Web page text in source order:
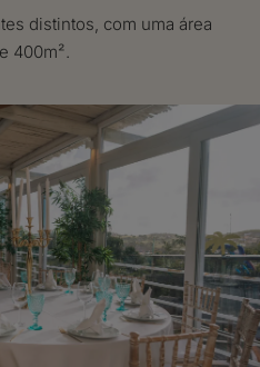
distintos, com uma área
400m².